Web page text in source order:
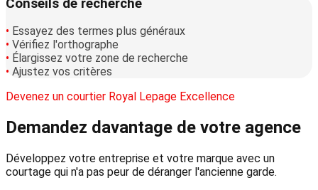
Conseils de recherche
• Essayez des termes plus généraux
• Vérifiez l'orthographe
• Élargissez votre zone de recherche
• Ajustez vos critères
Devenez un courtier Royal Lepage Excellence
Demandez davantage de votre agence
Développez votre entreprise et votre marque avec un
courtage qui n'a pas peur de déranger l'ancienne garde.